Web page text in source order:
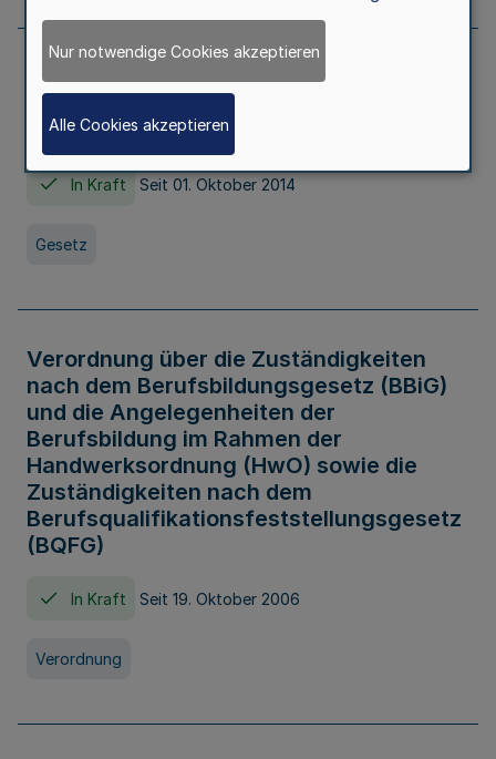
Gesetz über die Hochschulen des Landes
Nordrhein-Westfalen (Hochschulgesetz -
HG)
In Kraft Seit 01. Oktober 2014
Gesetz
Verordnung über die Zuständigkeiten
nach dem Berufsbildungsgesetz (BBiG)
und die Angelegenheiten der
Berufsbildung im Rahmen der
Handwerksordnung (HwO) sowie die
Zuständigkeiten nach dem
Berufsqualifikationsfeststellungsgesetz
(BQFG)
In Kraft Seit 19. Oktober 2006
Verordnung
Nur notwendige Cookies akzeptieren
Alle Cookies akzeptieren